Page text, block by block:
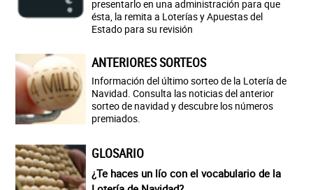
presentarlo en una administración para que
ésta, la remita a Loterías y Apuestas del
Estado para su revisión
ANTERIORES SORTEOS
Información del último sorteo de la Lotería de
Navidad. Consulta las noticias del anterior
sorteo de navidad y descubre los números
premiados.
GLOSARIO
¿Te haces un lío con el vocabulario de la